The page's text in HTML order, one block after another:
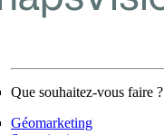
Que souhaitez-vous faire ?
Géomarketing